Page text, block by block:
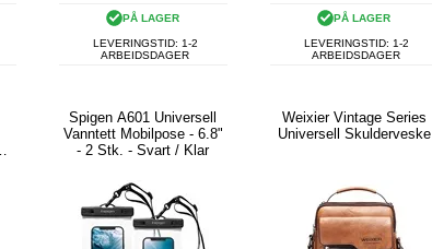
PÅ LAGER
LEVERINGSTID: 1-2
ARBEIDSDAGER
PÅ LAGER
LEVERINGSTID: 1-2
ARBEIDSDAGER
Spigen A601 Universell
Vanntett Mobilpose - 6.8"
- 2 Stk. - Svart / Klar
Weixier Vintage Series
Universell Skulderveske